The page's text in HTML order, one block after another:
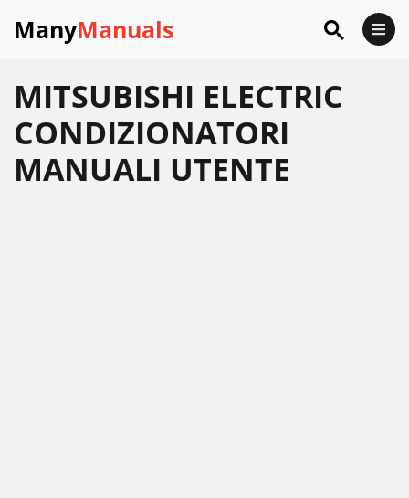
ManyManuals
MITSUBISHI ELECTRIC
CONDIZIONATORI
MANUALI UTENTE